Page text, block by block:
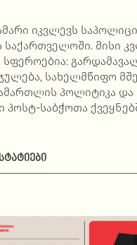
იკვლევს
საქართველოში. მისი
სფეროებია:
სახელმწიფო
პოლიტიკა
პოსტ-საბჭოთა